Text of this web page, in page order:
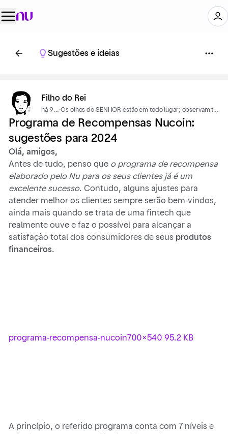
Sugestões e ideias
Filho do Rei
há 9 meses· Os olhos do SENHOR estão em todo lugar; observam tanto os maus como os bons. (Prov. 15:3 NVT)
Programa de Recompensas Nucoin:
sugestões para 2024
Olá, amigos,
Antes de tudo, penso que o programa de recompensa
elaborado pelo Nu para os seus clientes já é um
excelente sucesso. Contudo, alguns ajustes para
atender melhor os clientes sempre serão bem-vindos,
ainda mais quando se trata de uma fintech que
realmente ouve e faz o possível para alcançar a
satisfação total dos consumidores de seus produtos
financeiros.
programa-recompensa-nucoin700×540 95.2 KB
A princípio, o referido programa conta com 7 níveis e